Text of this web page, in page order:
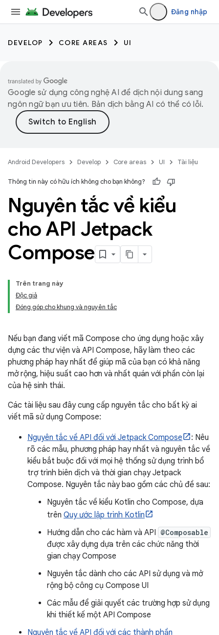
Đăng nhập
DEVELOP CORE AREAS UI
Google sử dụng công nghệ AI để dịch nội dung sang
ngôn ngữ bạn ưu tiên. Bản dịch bằng AI có thể có lỗi.
Android Developers Develop Core areas UI Tài liệu
Thông tin này có hữu ích không cho bạn không?
Nguyên tắc về kiểu
cho API Jetpack
Compose
Trên trang này
Độc giả
Đóng góp cho khung và nguyên tắc
Nếu bạn đang viết mã Compose cho ứng dụng hoặc xây
dựng các thư viện và API Compose, hãy làm theo các
phương pháp hay nhất để giúp mã của bạn có khả năng
mở rộng, hiệu suất cao hơn và nhất quán với phần còn lại
của hệ sinh thái.
Các tài liệu sau đây cung cấp nguyên tắc cho bất kỳ ai
viết mã sử dụng Compose:
Nguyên tắc về API đối với Jetpack Compose
: Nêu
rõ các mẫu, phương pháp hay nhất và nguyên tắc về
kiểu bắt buộc đối với mọi hệ thống sử dụng trình bổ
trợ trình biên dịch và thời gian chạy Jetpack
Compose. Nguyên tắc này bao gồm các chủ đề sau:
Nguyên tắc về kiểu Kotlin cho Compose, dựa
trên Quy ước lập trình Kotlin
Hướng dẫn cho các hàm và API @Composable
được xây dựng dựa trên các chức năng thời
gian chạy Compose
Nguyên tắc dành cho các API sử dụng và mở
rộng bộ công cụ Compose UI
Các mẫu để giải quyết các trường hợp sử dụng
khi thiết kế một API Compose
Nguyên tắc về API đối với các thành phần